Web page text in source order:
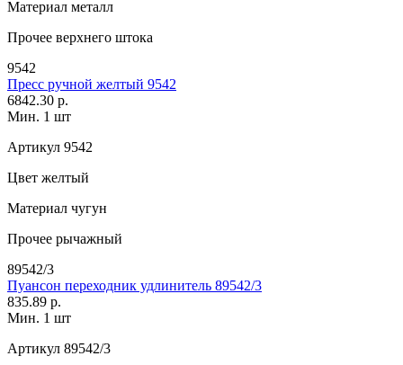
Материал металл
Прочее верхнего штока
9542
Пресс ручной желтый 9542
6842.30 р.
Мин. 1 шт
Артикул 9542
Цвет желтый
Материал чугун
Прочее рычажный
89542/3
Пуансон переходник удлинитель 89542/3
835.89 р.
Мин. 1 шт
Артикул 89542/3